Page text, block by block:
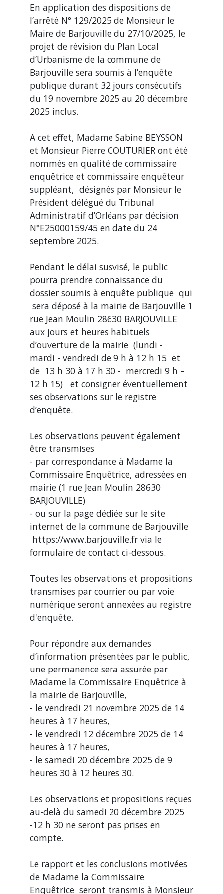
En application des dispositions de
l’arrêté N° 129/2025 de Monsieur le
Maire de Barjouville du 27/10/2025, le
projet de révision du Plan Local
d’Urbanisme de la commune de
Barjouville sera soumis à l’enquête
publique durant 32 jours consécutifs
du 19 novembre 2025 au 20 décembre
2025 inclus.
A cet effet, Madame Sabine BEYSSON
et Monsieur Pierre COUTURIER ont été
nommés en qualité de commissaire
enquêtrice et commissaire enquêteur
suppléant, désignés par Monsieur le
Président délégué du Tribunal
Administratif d’Orléans par décision
N°E25000159/45 en date du 24
septembre 2025.
Pendant le délai susvisé, le public
pourra prendre connaissance du
dossier soumis à enquête publique qui
sera déposé à la mairie de Barjouville 1
rue Jean Moulin 28630 BARJOUVILLE
aux jours et heures habituels
d’ouverture de la mairie (lundi -
mardi - vendredi de 9 h à 12 h 15 et
de 13 h 30 à 17 h 30 - mercredi 9 h –
12 h 15) et consigner éventuellement
ses observations sur le registre
d’enquête.
Les observations peuvent également
être transmises
- par correspondance à Madame la
Commissaire Enquêtrice, adressées en
mairie (1 rue Jean Moulin 28630
BARJOUVILLE)
- ou sur la page dédiée sur le site
internet de la commune de Barjouville
https://www.barjouville.fr via le
formulaire de contact ci-dessous.
Toutes les observations et propositions
transmises par courrier ou par voie
numérique seront annexées au registre
d'enquête.
Pour répondre aux demandes
d’information présentées par le public,
une permanence sera assurée par
Madame la Commissaire Enquêtrice à
la mairie de Barjouville,
- le vendredi 21 novembre 2025 de 14
heures à 17 heures,
- le vendredi 12 décembre 2025 de 14
heures à 17 heures,
- le samedi 20 décembre 2025 de 9
heures 30 à 12 heures 30.
Les observations et propositions reçues
au-delà du samedi 20 décembre 2025
-12 h 30 ne seront pas prises en
compte.
Le rapport et les conclusions motivées
de Madame la Commissaire
Enquêtrice seront transmis à Monsieur